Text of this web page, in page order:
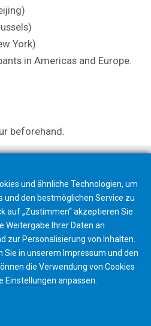
York)
in Americas and Europe.
beforehand.
und ähnliche Technologien, um
und den bestmöglichen Service zu
auf „Zustimmen“ akzeptieren Sie
Weitergabe Ihrer Daten an
zur Personalisierung von Inhalten.
Sie in unserem Impressum und den
die Verwendung von Cookies
Einstellungen anpassen.